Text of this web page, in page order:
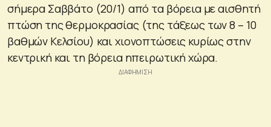
σήμερα Σαββάτο (20/1) από τα βόρεια με αισθητή
πτώση της θερμοκρασίας (της τάξεως των 8 – 10
βαθμών Κελσίου) και χιονοπτώσεις κυρίως στην
κεντρική και τη βόρεια ηπειρωτική χώρα.